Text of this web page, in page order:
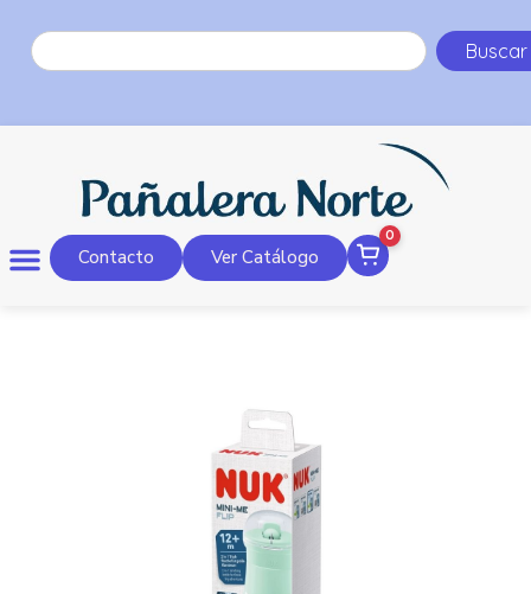
Buscar
Contacto Ver Catálogo
0